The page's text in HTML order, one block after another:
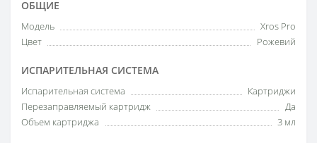
ОБЩИЕ
Модель
Xros Pro
Цвет
Рожевий
ИСПАРИТЕЛЬНАЯ СИСТЕМА
Испарительная система
Картриджи
Перезаправляемый картридж
Да
Объем картриджа
3 мл